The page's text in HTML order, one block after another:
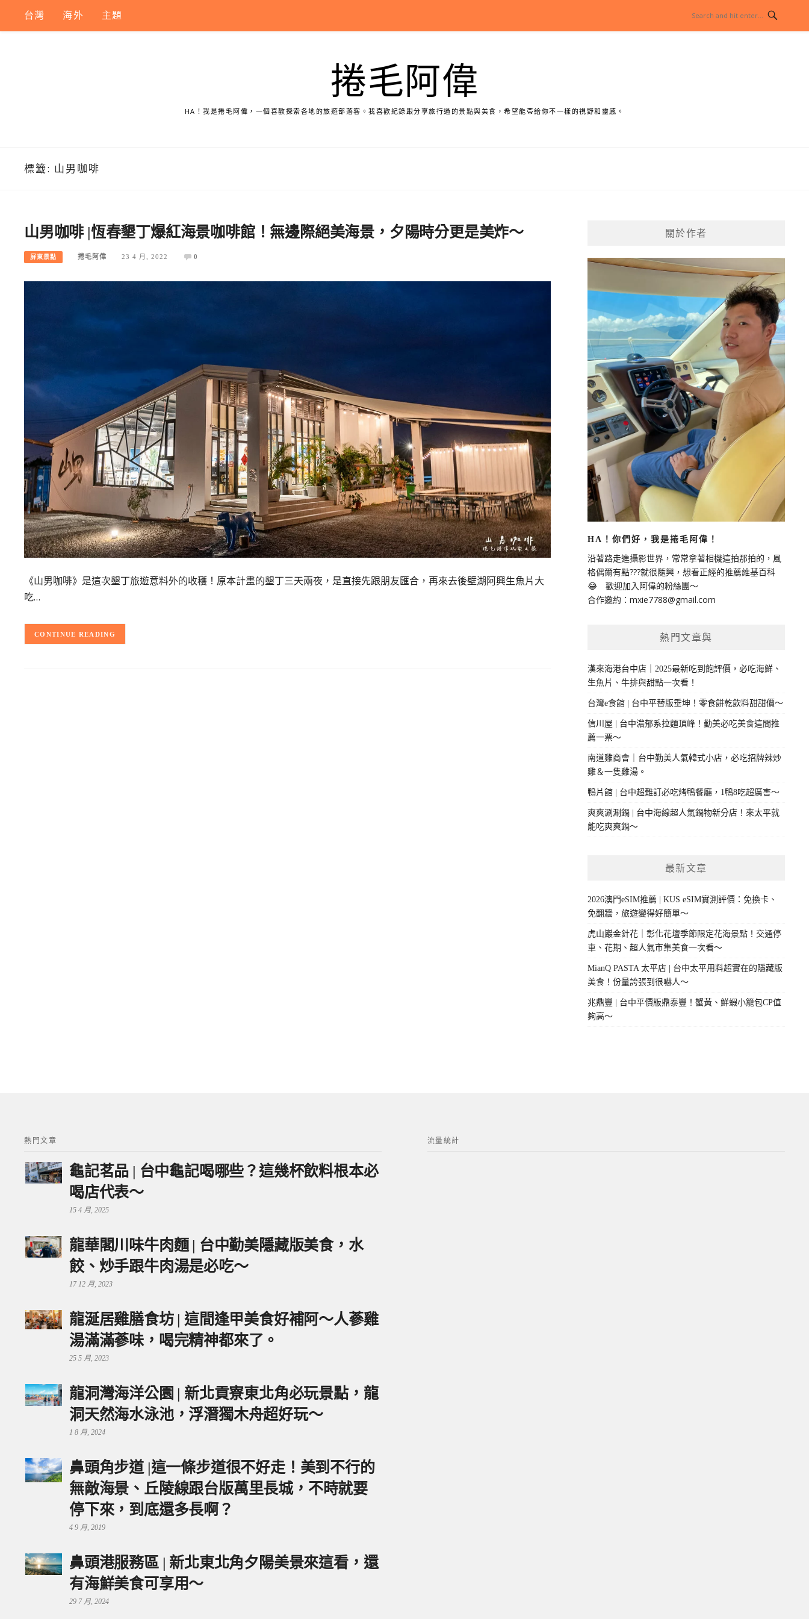
content
台灣 海外 主題
捲毛阿偉
HA！我是捲毛阿偉，一個喜歡探索各地的旅遊部落客。我喜歡紀錄跟分享旅行過的景點與美食，希望能帶給你不一樣的視野和靈感。
標籤: 山男咖啡
山男咖啡 |恆春墾丁爆紅海景咖啡館！無邊際絕美海景，夕陽時分更是美炸～
屏東景點 捲毛阿偉 23 4 月, 2022 0
《山男咖啡》是這次墾丁旅遊意料外的收穫！原本計畫的墾丁三天兩夜，是直接先跟朋友匯合，再來去後壁湖阿興生魚片大
吃…
CONTINUE READING
關於作者
HA！你們好，我是捲毛阿偉！
沿著路走進攝影世界，常常拿著相機這拍那拍的，風
格偶爾有點???就很隨興，想看正經的推薦維基百科
😂 歡迎加入阿偉的粉絲團～
合作邀約： mxie7788@gmail.com
熱門文章與
漢來海港台中店｜2025最新吃到飽評價，必吃海鮮、
生魚片、牛排與甜點一次看！
台灣e食館 | 台中平替版垂坤！零食餅乾飲料甜甜價～
信川屋 | 台中濃郁系拉麵頂峰！勤美必吃美食這間推
薦一票～
南道雞商會｜台中勤美人氣韓式小店，必吃招牌辣炒
雞＆一隻雞湯。
鴨片館 | 台中超難訂必吃烤鴨餐廳，1鴨8吃超厲害～
爽爽涮涮鍋 | 台中海線超人氣鍋物新分店！來太平就
能吃爽爽鍋～
最新文章
2026澳門eSIM推薦 | KUS eSIM實測評價：免換卡、
免翻牆，旅遊變得好簡單～
虎山巖金針花｜彰化花壇季節限定花海景點！交通停
車、花期、超人氣市集美食一次看～
MianQ PASTA 太平店 | 台中太平用料超實在的隱藏版
美食！份量誇張到很嚇人～
兆鼎豐 | 台中平價版鼎泰豐！蟹黃、鮮蝦小籠包CP值
夠高～
熱門文章
龜記茗品 | 台中龜記喝哪些？這幾杯飲料根本必
喝店代表～
15 4 月, 2025
龍華閣川味牛肉麵 | 台中勤美隱藏版美食，水
餃、炒手跟牛肉湯是必吃～
17 12 月, 2023
龍涎居雞膳食坊 | 這間逢甲美食好補阿～人蔘雞
湯滿滿蔘味，喝完精神都來了。
25 5 月, 2023
龍洞灣海洋公園 | 新北貢寮東北角必玩景點，龍
洞天然海水泳池，浮潛獨木舟超好玩～
1 8 月, 2024
鼻頭角步道 |這一條步道很不好走！美到不行的
無敵海景、丘陵線跟台版萬里長城，不時就要
停下來，到底還多長啊？
4 9 月, 2019
鼻頭港服務區 | 新北東北角夕陽美景來這看，還
有海鮮美食可享用～
29 7 月, 2024
流量統計